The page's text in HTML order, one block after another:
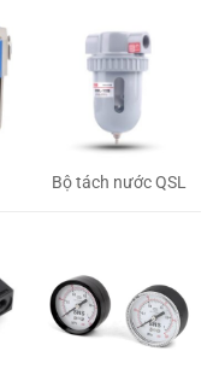
Bộ tách nước QSL